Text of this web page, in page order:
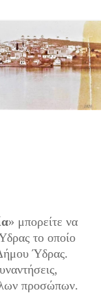
» μπορείτε να
το οποίο
Ύδρας.
προσώπων.